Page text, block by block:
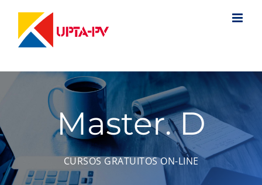
contenido
Master. D
CURSOS GRATUITOS ON-LINE